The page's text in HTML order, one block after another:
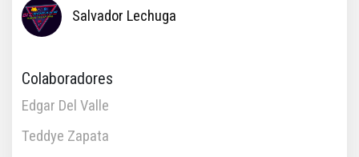
Salvador Lechuga
Colaboradores
Edgar Del Valle
Teddye Zapata